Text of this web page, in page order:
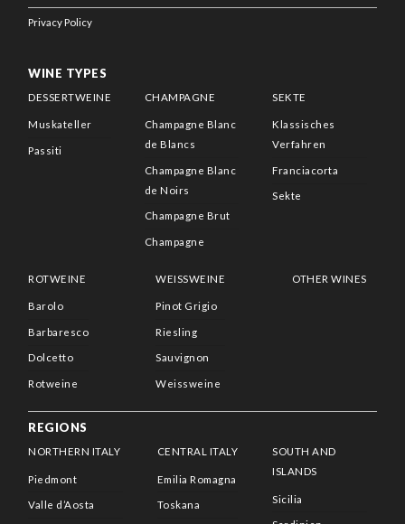
Privacy Policy
WINE TYPES
DESSERTWEINE
Muskateller
Passiti
CHAMPAGNE
Champagne Blanc
de Blancs
Champagne Blanc
de Noirs
Champagne Brut
Champagne
SEKTE
Klassisches
Verfahren
Franciacorta
Sekte
ROTWEINE
Barolo
Barbaresco
Dolcetto
Rotweine
WEISSWEINE
Pinot Grigio
Riesling
Sauvignon
Weissweine
OTHER WINES
REGIONS
NORTHERN ITALY
Piedmont
Valle d’Aosta
CENTRAL ITALY
Emilia Romagna
Toskana
SOUTH AND
ISLANDS
Sicilia